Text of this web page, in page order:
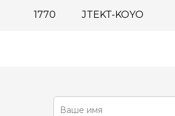
1770 JTEKT-KOYO